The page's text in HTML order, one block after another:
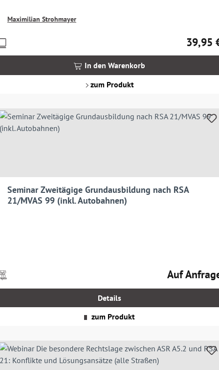
Maximilian Strohmayer
39,95
In den Warenkorb
zum Produkt
Seminar Zweitägige Grundausbildung nach RSA
21/MVAS 99 (inkl. Autobahnen)
Regulärer
Auf
Details
zum Produkt